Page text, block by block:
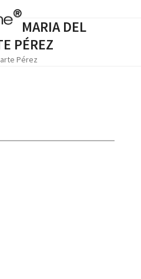
MARIA DEL
PÉREZ
Pérez